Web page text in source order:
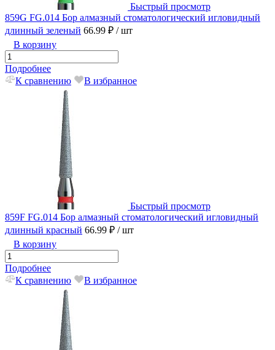
Быстрый просмотр
859G FG.014 Бор алмазный стоматологический игловидный
длинный зеленый 66.99 ₽ / шт
В корзину
Подробнее
К сравнению
В избранное
Быстрый просмотр
859F FG.014 Бор алмазный стоматологический игловидный
длинный красный 66.99 ₽ / шт
В корзину
Подробнее
К сравнению
В избранное